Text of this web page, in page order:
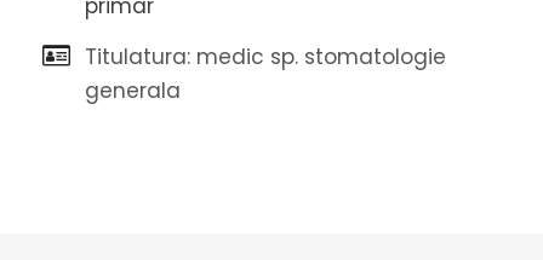
primar
Titulatura: medic sp. stomatologie
generala